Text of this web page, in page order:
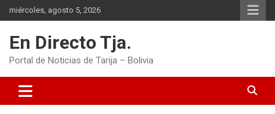
Saltar
al
miércoles, agosto 5, 2026
En Directo Tja.
Portal de Noticias de Tarija – Bolivia